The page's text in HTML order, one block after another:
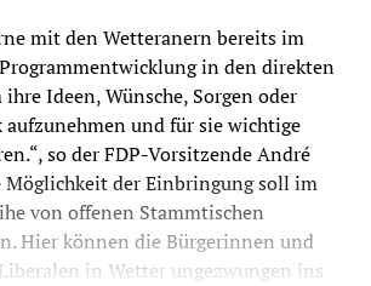
mit den Wetteranern bereits im
in den direkten
Ideen, Wünsche, Sorgen oder
und für sie wichtige
so der FDP-Vorsitzende André
Möglichkeit der Einbringung soll im
von offenen Stammtischen
Hier können die Bürgerinnen und
in Wetter ungezwungen ins